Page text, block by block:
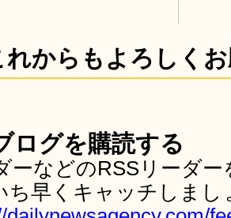
れからもよろしく
ログを購読する
ーなどのRSSリーダ
ち早くキャッチしま